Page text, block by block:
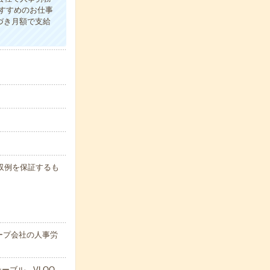
すめのお仕事
き月額で支給
を保証するも
プ会社の人事労